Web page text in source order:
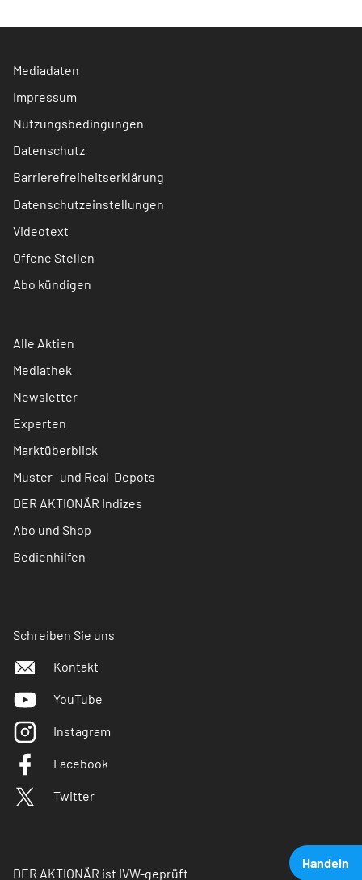
Handeln
Mediadaten
Impressum
Nutzungsbedingungen
Datenschutz
Barrierefreiheitserklärung
Datenschutzeinstellungen
Videotext
Offene Stellen
Abo kündigen
Alle Aktien
Mediathek
Newsletter
Experten
Marktüberblick
Muster- und Real-Depots
DER AKTIONÄR Indizes
Abo und Shop
Bedienhilfen
Schreiben Sie uns
Kontakt
YouTube
Instagram
Facebook
Twitter
DER AKTIONÄR ist IVW-geprüft